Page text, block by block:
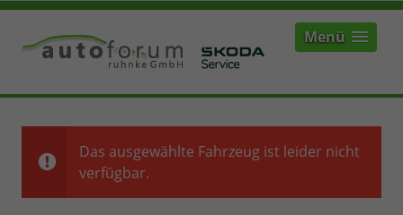
Menü
Das ausgewählte Fahrzeug ist leider nicht
verfügbar.